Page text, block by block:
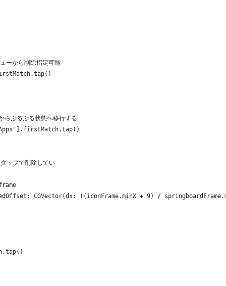
ーから削除指定可能
ぷるぷる状態へ移行する
ップで削除してい
CGVector(dx: ((iconFrame.minX + 9) /